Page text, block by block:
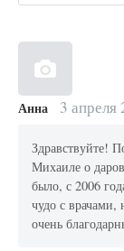
Анна 3 апреля
Здравствуйте!
Михаиле о
было, с 2006
чудо с врачами,
очень